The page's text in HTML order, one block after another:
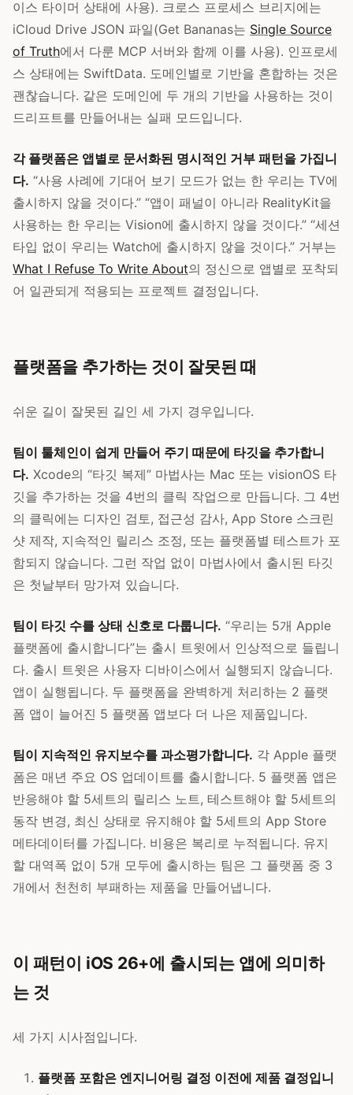
이스 타이머 상태에 사용). 크로스 프로세스 브리지에는
iCloud Drive JSON 파일(Get Bananas는 Single Source
of Truth에서 다룬 MCP 서버와 함께 이를 사용). 인프로세
스 상태에는 SwiftData. 도메인별로 기반을 혼합하는 것은
괜찮습니다. 같은 도메인에 두 개의 기반을 사용하는 것이
드리프트를 만들어내는 실패 모드입니다.
각 플랫폼은 앱별로 문서화된 명시적인 거부 패턴을 가집니
다. “사용 사례에 기대어 보기 모드가 없는 한 우리는 TV에
출시하지 않을 것이다.” “앱이 패널이 아니라 RealityKit을
사용하는 한 우리는 Vision에 출시하지 않을 것이다.” “세션
타입 없이 우리는 Watch에 출시하지 않을 것이다.” 거부는
What I Refuse To Write About의 정신으로 앱별로 포착되
어 일관되게 적용되는 프로젝트 결정입니다.
플랫폼을 추가하는 것이 잘못된 때
쉬운 길이 잘못된 길인 세 가지 경우입니다.
팀이 툴체인이 쉽게 만들어 주기 때문에 타깃을 추가합니
다. Xcode의 “타깃 복제” 마법사는 Mac 또는 visionOS 타
깃을 추가하는 것을 4번의 클릭 작업으로 만듭니다. 그 4번
의 클릭에는 디자인 검토, 접근성 감사, App Store 스크린
샷 제작, 지속적인 릴리스 조정, 또는 플랫폼별 테스트가 포
함되지 않습니다. 그런 작업 없이 마법사에서 출시된 타깃
은 첫날부터 망가져 있습니다.
팀이 타깃 수를 상태 신호로 다룹니다. “우리는 5개 Apple
플랫폼에 출시합니다”는 출시 트윗에서 인상적으로 들립니
다. 출시 트윗은 사용자 디바이스에서 실행되지 않습니다.
앱이 실행됩니다. 두 플랫폼을 완벽하게 처리하는 2 플랫
폼 앱이 늘어진 5 플랫폼 앱보다 더 나은 제품입니다.
팀이 지속적인 유지보수를 과소평가합니다. 각 Apple 플랫
폼은 매년 주요 OS 업데이트를 출시합니다. 5 플랫폼 앱은
반응해야 할 5세트의 릴리스 노트, 테스트해야 할 5세트의
동작 변경, 최신 상태로 유지해야 할 5세트의 App Store
메타데이터를 가집니다. 비용은 복리로 누적됩니다. 유지
할 대역폭 없이 5개 모두에 출시하는 팀은 그 플랫폼 중 3
개에서 천천히 부패하는 제품을 만들어냅니다.
이 패턴이 iOS 26+에 출시되는 앱에 의미하
는 것
세 가지 시사점입니다.
플랫폼 포함은 엔지니어링 결정 이전에 제품 결정입니